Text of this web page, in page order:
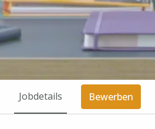
Jobdetails Bewerben